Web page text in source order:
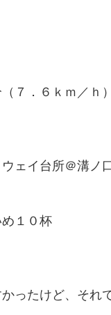
７．６ｋｍ／ｈ）
ェイ台所＠溝ノ
１０杯
ったけど、そ